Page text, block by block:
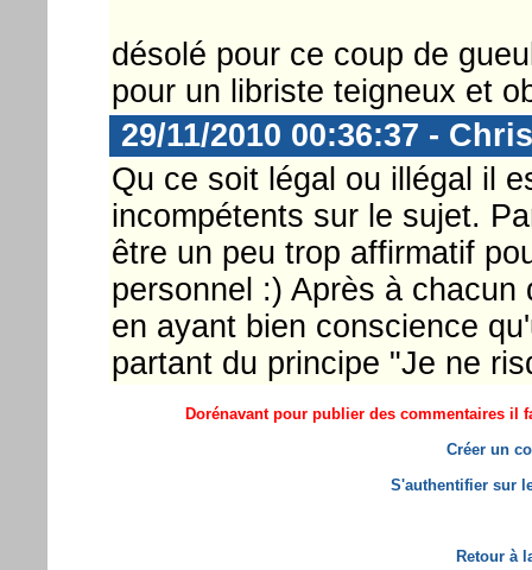
désolé pour ce coup de
pour un libriste teigneux et
29/11/2010 00:36:37 -
Qu ce soit légal ou illégal il
incompétents sur le sujet.
être un peu trop affirmatif
personnel :) Après à
en ayant bien conscience
partant du principe "Je ne
Dorénavant pour publier des commentaires il
Créer un
S'authentifier sur
Retour à